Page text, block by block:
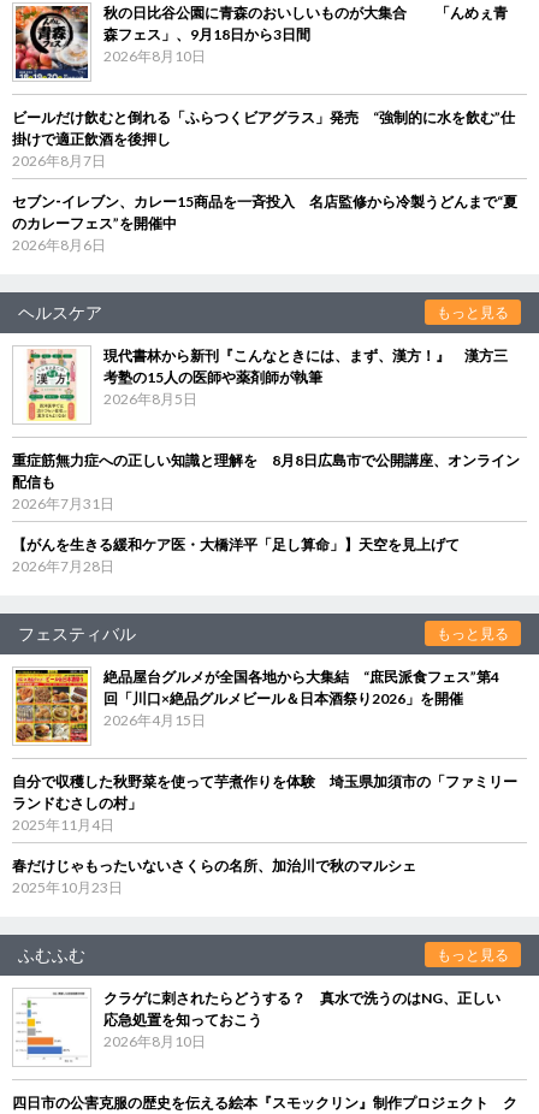
秋の日比谷公園に青森のおいしいものが大集合 「んめぇ青
森フェス」、9月18日から3日間
2026年8月10日
ビールだけ飲むと倒れる「ふらつくビアグラス」発売 “強制的に水を飲む”仕
掛けで適正飲酒を後押し
2026年8月7日
セブン‐イレブン、カレー15商品を一斉投入 名店監修から冷製うどんまで“夏
のカレーフェス”を開催中
2026年8月6日
ヘルスケア もっと見る
現代書林から新刊『こんなときには、まず、漢方！』 漢方三
考塾の15人の医師や薬剤師が執筆
2026年8月5日
重症筋無力症への正しい知識と理解を 8月8日広島市で公開講座、オンライン
配信も
2026年7月31日
【がんを生きる緩和ケア医・大橋洋平「足し算命」】天空を見上げて
2026年7月28日
フェスティバル もっと見る
絶品屋台グルメが全国各地から大集結 “庶民派食フェス”第4
回「川口×絶品グルメビール＆日本酒祭り2026」を開催
2026年4月15日
自分で収穫した秋野菜を使って芋煮作りを体験 埼玉県加須市の「ファミリー
ランドむさしの村」
2025年11月4日
春だけじゃもったいないさくらの名所、加治川で秋のマルシェ
2025年10月23日
ふむふむ もっと見る
クラゲに刺されたらどうする？ 真水で洗うのはNG、正しい
応急処置を知っておこう
2026年8月10日
四日市の公害克服の歴史を伝える絵本『スモックリン』制作プロジェクト ク